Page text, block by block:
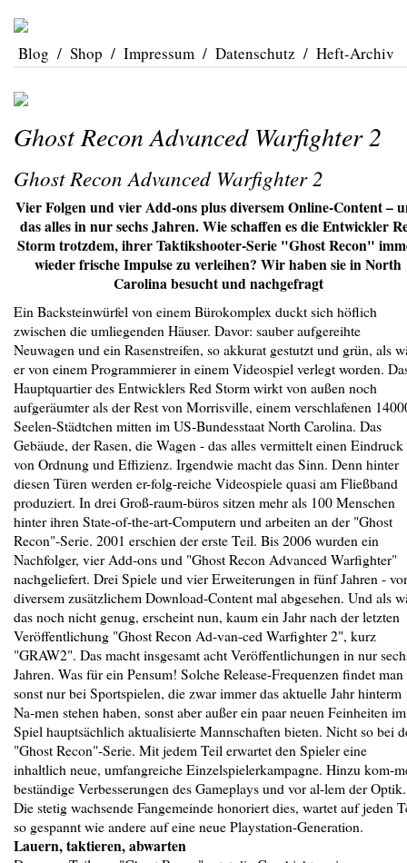
Blog / Shop / Impressum / Datenschutz / Heft-Archiv
Ghost Recon Advanced Warfighter 2
Ghost Recon Advanced Warfighter 2
Vier Folgen und vier Add-ons plus diversem Online-Content –
das alles in nur sechs Jahren. Wie schaffen es die Entwickler
Storm trotzdem, ihrer Taktikshooter-Serie "Ghost Recon"
wieder frische Impulse zu verleihen? Wir haben sie in North
Carolina besucht und nachgefragt
Ein Backsteinwürfel von einem Bürokomplex duckt sich höflich
zwischen die umliegenden Häuser. Davor: sauber aufgereihte
Neuwagen und ein Rasenstreifen, so akkurat gestutzt und grün, als
er von einem Programmierer in einem Videospiel verlegt worden.
Hauptquartier des Entwicklers Red Storm wirkt von außen noch
aufgeräumter als der Rest von Morrisville, einem verschlafenen
Seelen-Städtchen mitten im US-Bundesstaat North Carolina. Das
Gebäude, der Rasen, die Wagen - das alles vermittelt einen Eindruck
von Ordnung und Effizienz. Irgendwie macht das Sinn. Denn hinter
diesen Türen werden er-folg-reiche Videospiele quasi am Fließband
produziert. In drei Groß-raum-büros sitzen mehr als 100 Menschen
hinter ihren State-of-the-art-Computern und arbeiten an der "Ghost
Recon"-Serie. 2001 erschien der erste Teil. Bis 2006 wurden ein
Nachfolger, vier Add-ons und "Ghost Recon Advanced Warfighter"
nachgeliefert. Drei Spiele und vier Erweiterungen in fünf Jahren -
diversem zusätzlichem Download-Content mal abgesehen. Und als
das noch nicht genug, erscheint nun, kaum ein Jahr nach der letzten
Veröffentlichung "Ghost Recon Ad-van-ced Warfighter 2", kurz
"GRAW2". Das macht insgesamt acht Veröffentlichungen in nur
Jahren. Was für ein Pensum! Solche Release-Frequenzen findet man
sonst nur bei Sportspielen, die zwar immer das aktuelle Jahr hinterm
Na-men stehen haben, sonst aber außer ein paar neuen Feinheiten im
Spiel hauptsächlich aktualisierte Mannschaften bieten. Nicht so bei
"Ghost Recon"-Serie. Mit jedem Teil erwartet den Spieler eine
inhaltlich neue, umfangreiche Einzelspielerkampagne. Hinzu kom-
beständige Verbesserungen des Gameplays und vor al-lem der Optik.
Die stetig wachsende Fangemeinde honoriert dies, wartet auf jeden
so gespannt wie andere auf eine neue Playstation-Generation.
Lauern, taktieren, abwarten